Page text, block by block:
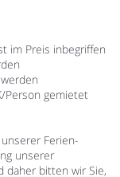
im Preis inbegriffen
Person gemietet
Ferien-
unserer
daher bitten wir Sie,